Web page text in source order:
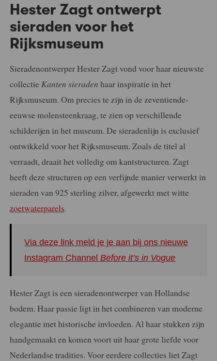
Hester Zagt ontwerpt
sieraden voor het
Rijksmuseum
Sieradenontwerper Hester Zagt vond voor haar nieuwste
collectie Kanten sieraden haar inspiratie in het
Rijksmuseum. Om precies te zijn in de zeventiende-
eeuwse molensteenkraag, te zien op verschillende
schilderijen in het museum. De sieradenlijn is exclusief
ontwikkeld voor het Rijksmuseum. Zoals de titel al
verraadt, draait het volledig om kantstructuren. Zagt
heeft deze structuren op een verfijnde manier verwerkt in
sieraden van 925 sterling zilver, afgewerkt met witte
zoetwaterparels.
Via deze link meld je je aan bij ons nieuwe
Instagram ChannelBefore it’s in Vogue
Hester Zagt is een sieradenontwerper van Hollandse
bodem. Haar passie ligt in het combineren van moderne
elegantie met historische invloeden. Al haar stukken zijn
handgemaakt en komen voort uit haar grote liefde voor
Nederlandse tradities. Voor eerdere collecties liet Zagt